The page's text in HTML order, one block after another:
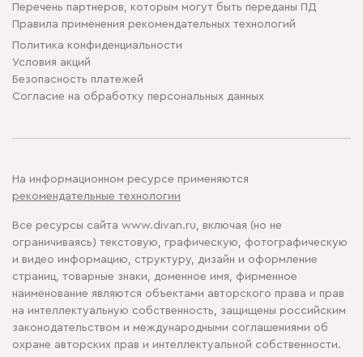
Перечень партнеров, которым могут быть переданы ПД
Правила применения рекомендательных технологий
Политика конфиденциальности
Условия акций
Безопасность платежей
Cогласие на обработку персональных данных
На информационном ресурсе применяются
рекомендательные технологии
Все ресурсы сайта www.divan.ru, включая (но не
ограничиваясь) текстовую, графическую, фотографическую
и видео информацию, структуру, дизайн и оформление
страниц, товарные знаки, доменное имя, фирменное
наименование являются объектами авторского права и прав
на интеллектуальную собственность, защищены российским
законодательством и международными соглашениями об
охране авторских прав и интеллектуальной собственности.